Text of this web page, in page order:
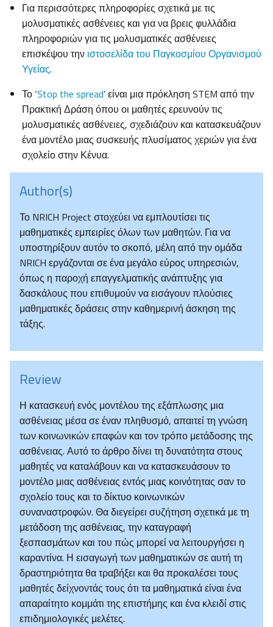
Για περισσότερες πληροφορίες σχετικά με τις
μολυσματικές ασθένειες και για να βρεις φυλλάδια
πληροφοριών για τις μολυσματικές ασθένειες
επισκέψου την ιστοσελίδα του Παγκοσμίου Οργανισμού
Υγείας.
Το ‘Stop the spread’ είναι μια πρόκληση STEM από την
Πρακτική Δράση όπου οι μαθητές ερευνούν τις
μολυσματικές ασθένειες, σχεδιάζουν και κατασκευάζουν
ένα μοντέλο μιας συσκευής πλυσίματος χεριών για ένα
σχολείο στην Κένυα.
Author(s)
Το NRICH Project στοχεύει να εμπλουτίσει τις
μαθηματικές εμπειρίες όλων των μαθητών. Για να
υποστηρίξουν αυτόν το σκοπό, μέλη από την ομάδα
NRICH εργάζονται σε ένα μεγάλο εύρος υπηρεσιών,
όπως η παροχή επαγγελματικής ανάπτυξης για
δασκάλους που επιθυμούν να εισάγουν πλούσιες
μαθηματικές δράσεις στην καθημερινή άσκηση της
τάξης.
Review
Η κατασκευή ενός μοντέλου της εξάπλωσης μια
ασθένειας μέσα σε έναν πληθυσμό, απαιτεί τη γνώση
των κοινωνικών επαφών και τον τρόπο μετάδοσης της
ασθένειας. Αυτό το άρθρο δίνει τη δυνατότητα στους
μαθητές να καταλάβουν και να κατασκευάσουν το
μοντέλο μιας ασθένειας εντός μιας κοινότητας σαν το
σχολείο τους και το δίκτυο κοινωνικών
συναναστροφών. Θα διεγείρει συζήτηση σχετικά με τη
μετάδοση της ασθένειας, την καταγραφή
ξεσπασμάτων και του πώς μπορεί να λειτουργήσει η
καραντίνα. Η εισαγωγή των μαθηματικών σε αυτή τη
δραστηριότητα θα τραβήξει και θα προκαλέσει τους
μαθητές δείχνοντάς τους ότι τα μαθηματικά είναι ένα
απαραίτητο κομμάτι της επιστήμης και ένα κλειδί στις
επιδημιολογικές μελέτες.